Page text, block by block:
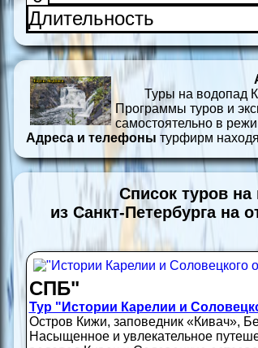
Длительность
Туры на водопад
Программы туров и
самостоятельно в
Адреса и телефоны турфирм
Список туров
из Санкт-Петербурга на
СПБ"
Тур "Истории Карелии и
Остров Кижи, заповедник «Кивач»,
Насыщенное и увлекательное